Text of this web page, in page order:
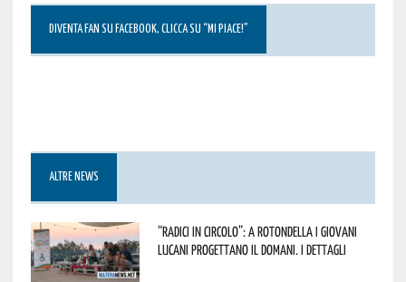
DIVENTA FAN SU FACEBOOK, CLICCA SU “MI PIACE!”
ALTRE NEWS
“Radici in Circolo”: a Rotondella i giovani
lucani progettano il domani. I dettagli